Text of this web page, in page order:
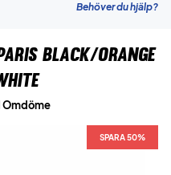
Behöver du hjälp?
Black/Orange
Omdöme
SPARA 50%
SPARA 50%
SPARA 50%
SPARA 50%
SPARA 50%
SPARA 50%